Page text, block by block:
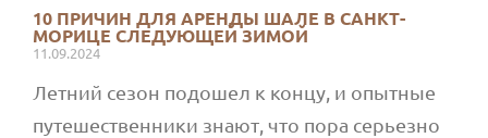
10 ПРИЧИН ДЛЯ АРЕНДЫ ШАЛЕ В САНКТ-
МОРИЦЕ СЛЕДУЮЩЕЙ ЗИМОЙ
11.09.2024
Летний сезон подошел к концу, и опытные
путешественники знают, что пора серьезно